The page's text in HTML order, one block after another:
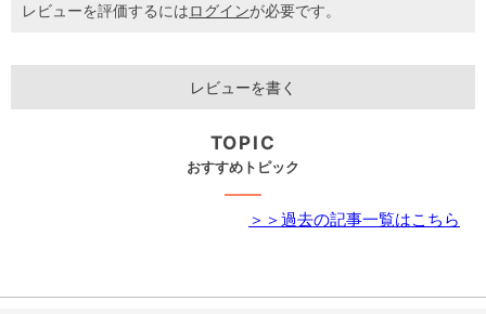
レビューを評価するにはログインが必要です。
レビューを書く
TOPIC
おすすめトピック
＞＞過去の記事一覧はこちら